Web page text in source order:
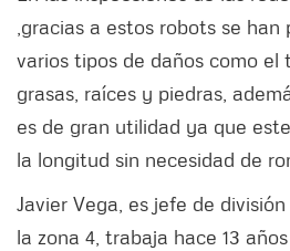
,gracias a estos robots se
varios tipos de daños como el
grasas, raíces y piedras,
es de gran utilidad ya que
la longitud sin necesidad de
Javier Vega, es jefe de
la zona 4, trabaja hace 13